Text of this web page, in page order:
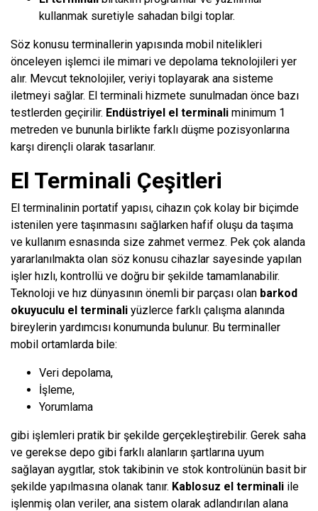
kullanmak suretiyle sahadan bilgi toplar.
Söz konusu terminallerin yapısında mobil nitelikleri
önceleyen işlemci ile mimari ve depolama teknolojileri yer
alır. Mevcut teknolojiler, veriyi toplayarak ana sisteme
iletmeyi sağlar. El terminali hizmete sunulmadan önce bazı
testlerden geçirilir. Endüstriyel el terminali minimum 1
metreden ve bununla birlikte farklı düşme pozisyonlarına
karşı dirençli olarak tasarlanır.
El Terminali Çeşitleri
El terminalinin portatif yapısı, cihazın çok kolay bir biçimde
istenilen yere taşınmasını sağlarken hafif oluşu da taşıma
ve kullanım esnasında size zahmet vermez. Pek çok alanda
yararlanılmakta olan söz konusu cihazlar sayesinde yapılan
işler hızlı, kontrollü ve doğru bir şekilde tamamlanabilir.
Teknoloji ve hız dünyasının önemli bir parçası olan barkod
okuyuculu el terminali yüzlerce farklı çalışma alanında
bireylerin yardımcısı konumunda bulunur. Bu terminaller
mobil ortamlarda bile:
Veri depolama,
İşleme,
Yorumlama
gibi işlemleri pratik bir şekilde gerçekleştirebilir. Gerek saha
ve gerekse depo gibi farklı alanların şartlarına uyum
sağlayan aygıtlar, stok takibinin ve stok kontrolünün basit bir
şekilde yapılmasına olanak tanır. Kablosuz el terminali ile
işlenmiş olan veriler, ana sistem olarak adlandırılan alana